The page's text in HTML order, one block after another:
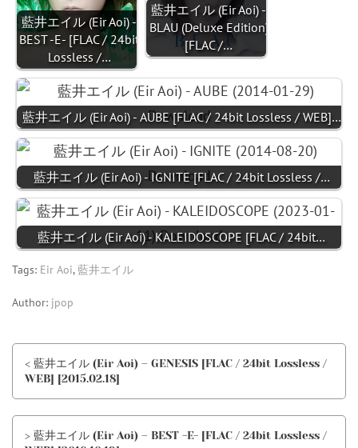
藍井エイル (Eir Aoi) -
BEST -E- [FLAC / 24bit
Lossless /…
藍井エイル (Eir Aoi) -
BLAU (Deluxe Edition)
[FLAC /…
藍井エイル (Eir Aoi) - AUBE [FLAC / 24bit Lossless / WEB]…
藍井エイル (Eir Aoi) - IGNITE [FLAC / 24bit Lossless /…
藍井エイル (Eir Aoi) - KALEIDOSCOPE [FLAC / 24bit…
Tags: Eir Aoi,藍井エイル
Author: jpop
< 藍井エイル (Eir Aoi) – GENESIS [FLAC / 24bit Lossless /
WEB] [2015.02.18]
> 藍井エイル (Eir Aoi) – BEST -E- [FLAC / 24bit Lossless /